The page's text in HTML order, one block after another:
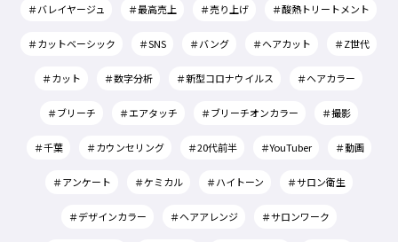
＃バレイヤージュ ＃最高売上 ＃売り上げ ＃酸熱トリートメント
＃カットベーシック ＃SNS ＃バング ＃ヘアカット ＃Z世代
＃カット ＃数字分析 ＃新型コロナウイルス ＃ヘアカラー
＃ブリーチ ＃エアタッチ ＃ブリーチオンカラー ＃撮影
＃千葉 ＃カウンセリング ＃20代前半 ＃YouTuber ＃動画
＃アンケート ＃ケミカル ＃ハイトーン ＃サロン衛生
＃デザインカラー ＃ヘアアレンジ ＃サロンワーク